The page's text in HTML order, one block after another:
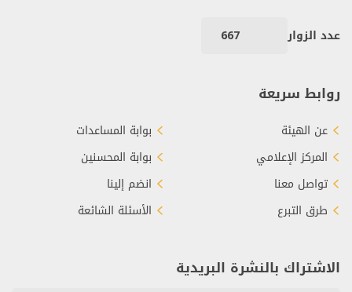
عدد الزوار 667
روابط سريعة
عن الهيئة
المركز الإعلامي
تواصل معنا
طرق التبرع
بوابة المساعدات
بوابة المحسنين
انضم إلينا
الأسئلة الشائعة
الاشتراك بالنشرة البريدية